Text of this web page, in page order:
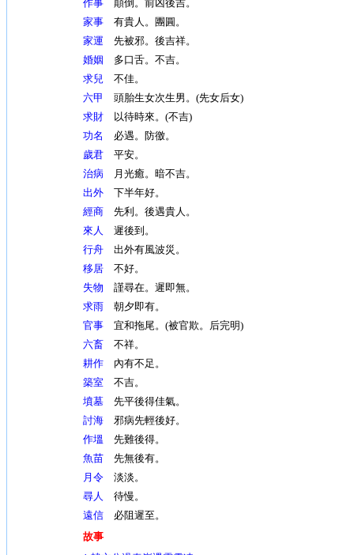
作事顛倒。前凶後吉。
家事有貴人。團圓。
家運 先被邪。後吉祥。
婚姻 多口舌。不吉。
求兒不佳。
六甲 頭胎生女次生男。(先女后女)
求財以待時來。(不吉)
功名 必遇。防徼。
歲君平安。
治病 月光癒。暗不吉。
出外下半年好。
經商先利。後遇貴人。
來人 遲後到。
行舟出外有風波災。
移居不好。
失物 謹尋在。遲即無。
求雨朝夕即有。
官事宜和拖尾。(被官欺。后完明)
六畜不祥。
耕作內有不足。
築室不吉。
墳墓先平後得佳氣。
討海邪病先輕後好。
作塭 先難後得。
魚苗先無後有。
月令淡淡。
尋人 待慢。
遠信必阻遲至。
故事